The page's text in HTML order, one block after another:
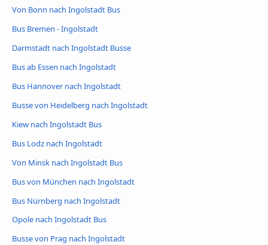
Von Bonn nach Ingolstadt Bus
Bus Bremen - Ingolstadt
Darmstadt nach Ingolstadt Busse
Bus ab Essen nach Ingolstadt
Bus Hannover nach Ingolstadt
Busse von Heidelberg nach Ingolstadt
Kiew nach Ingolstadt Bus
Bus Lodz nach Ingolstadt
Von Minsk nach Ingolstadt Bus
Bus von München nach Ingolstadt
Bus Nürnberg nach Ingolstadt
Opole nach Ingolstadt Bus
Busse von Prag nach Ingolstadt